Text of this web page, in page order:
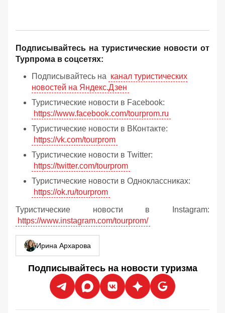
Подписывайтесь на туристические новости от
Турпрома в соцсетях:
Подписывайтесь на канал туристических
новостей на Яндекс.Дзен
Туристические новости в Facebook:
https://www.facebook.com/tourprom.ru
Туристические новости в ВКонтакте:
https://vk.com/tourprom
Туристические новости в Twitter:
https://twitter.com/tourprom
Туристические новости в Одноклассниках:
https://ok.ru/tourprom
Туристические новости в Instagram:
https://www.instagram.com/tourprom/
Ирина Архарова
Подписывайтесь на новости туризма